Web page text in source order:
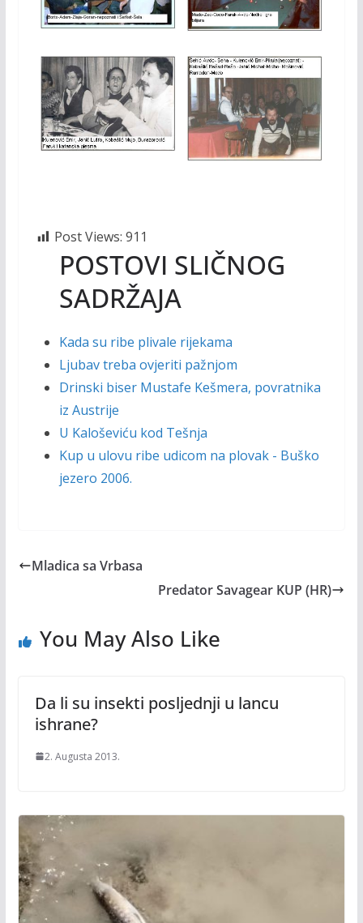
Post Views: 911
POSTOVI SLIČNOG
SADRŽAJA
Kada su ribe plivale rijekama
Ljubav treba ovjeriti pažnjom
Drinski biser Mustafe Kešmera, povratnika
iz Austrije
U Kaloševiću kod Tešnja
Kup u ulovu ribe udicom na plovak - Buško
jezero 2006.
Mladica sa Vrbasa
Predator Savagear KUP (HR)
You May Also Like
Da li su insekti posljednji u lancu
ishrane?
2. Augusta 2013.